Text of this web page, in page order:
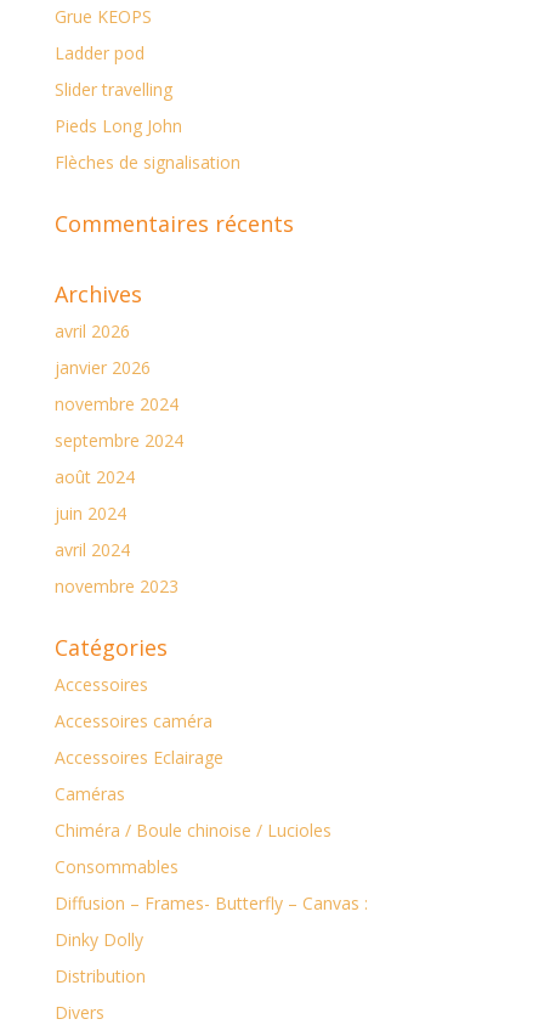
Grue KEOPS
Ladder pod
Slider travelling
Pieds Long John
Flèches de signalisation
Commentaires récents
Archives
avril 2026
janvier 2026
novembre 2024
septembre 2024
août 2024
juin 2024
avril 2024
novembre 2023
Catégories
Accessoires
Accessoires caméra
Accessoires Eclairage
Caméras
Chiméra / Boule chinoise / Lucioles
Consommables
Diffusion – Frames- Butterfly – Canvas :
Dinky Dolly
Distribution
Divers